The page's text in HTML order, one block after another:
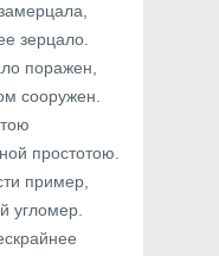
зерцало.
поражен,
сооружен.
простотою.
пример,
угломер.